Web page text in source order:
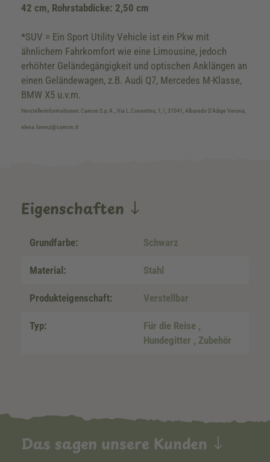
42 cm, Rohrstabdicke: 2,50 cm
*SUV = Ein Sport Utility Vehicle ist ein Pkw mit
ähnlichem Fahrkomfort wie eine Limousine, jedoch
erhöhter Geländegängigkeit und optischen Anklängen an
einen Geländewagen, z.B. Audi Q7, Mercedes M-Klasse,
BMW X5 u.v.m.
Herstellerinformationen: Camon S.p.A., Via L.Cosentino, 1, I, 37041, Albaredo D'Adige Verona,
elena.lorenzi@camon.it
Eigenschaften
Grundfarbe: Schwarz
Material: Stahl
Produkteigenschaft: Verstellbar
Typ: Für die Reise ,
Hundegitter , Zubehör
Das sagen unsere Kunden